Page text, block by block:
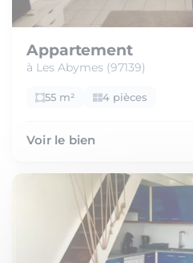
Appartement
à Les Abymes (97139)
55 m² 4 pièces
Voir le bien